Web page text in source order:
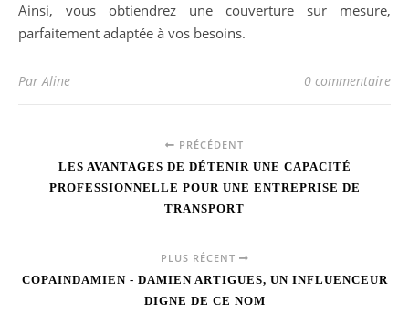
Ainsi, vous obtiendrez une couverture sur mesure,
parfaitement adaptée à vos besoins.
Par Aline 0 commentaire
PRÉCÉDENT
LES AVANTAGES DE DÉTENIR UNE CAPACITÉ
PROFESSIONNELLE POUR UNE ENTREPRISE DE
TRANSPORT
PLUS RÉCENT
COPAINDAMIEN - DAMIEN ARTIGUES, UN INFLUENCEUR
DIGNE DE CE NOM